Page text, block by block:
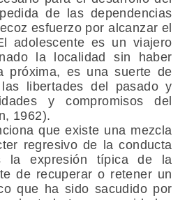
de las dependencias
esfuerzo por alcanzar el
adolescente es un viajero
la localidad sin haber
próxima, es una suerte de
libertades del pasado y
y compromisos del
1962).
que existe una mezcla
regresivo de la conducta
la expresión típica de la
de recuperar o retener un
que ha sido sacudido por